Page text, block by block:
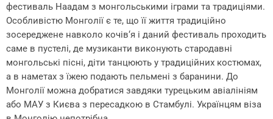
фестиваль Наадам з монгольськими іграми та традиціями.
Особливістю Монголії є те, що її життя традиційно
зосереджене навколо кочів‘я і даний фестиваль проходить
саме в пустелі, де музиканти виконують стародавні
монгольські пісні, діти танцюють у традиційних костюмах,
а в наметах з їжею подають пельмені з баранини. До
Монголії можна добратися завдяки турецьким авіалініям
або МАУ з Києва з пересадкою в Стамбулі. Українцям віза